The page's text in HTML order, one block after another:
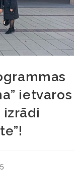
ietvaros
izrādi